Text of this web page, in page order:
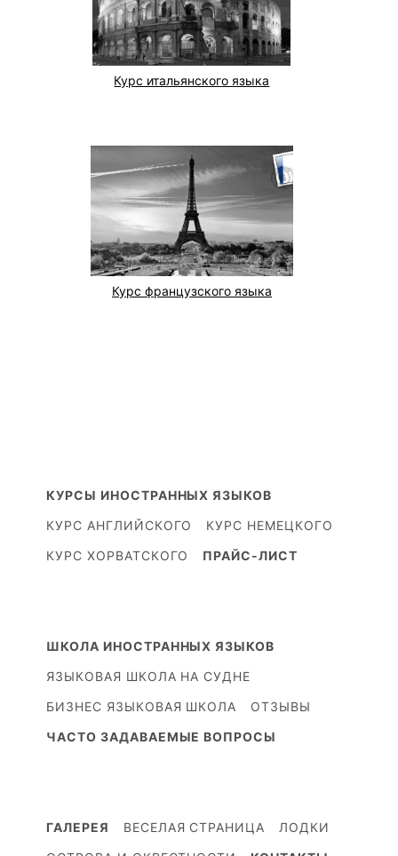
Курс итальянского языка
Курс французского языка
КУРСЫ ИНОСТРАННЫХ ЯЗЫКОВ
КУРС АНГЛИЙСКОГО
КУРС НЕМЕЦКОГО
КУРС ХОРВАТСКОГО
ПРАЙС-ЛИСТ
ШКОЛА ИНОСТРАННЫХ ЯЗЫКОВ
ЯЗЫКОВАЯ ШКОЛА НА СУДНЕ
БИЗНЕС ЯЗЫКОВАЯ ШКОЛА
ОТЗЫВЫ
ЧАСТО ЗАДАВАЕМЫЕ ВОПРОСЫ
ГАЛЕРЕЯ ВЕСЕЛАЯ СТРАНИЦА
ЛОДКИ